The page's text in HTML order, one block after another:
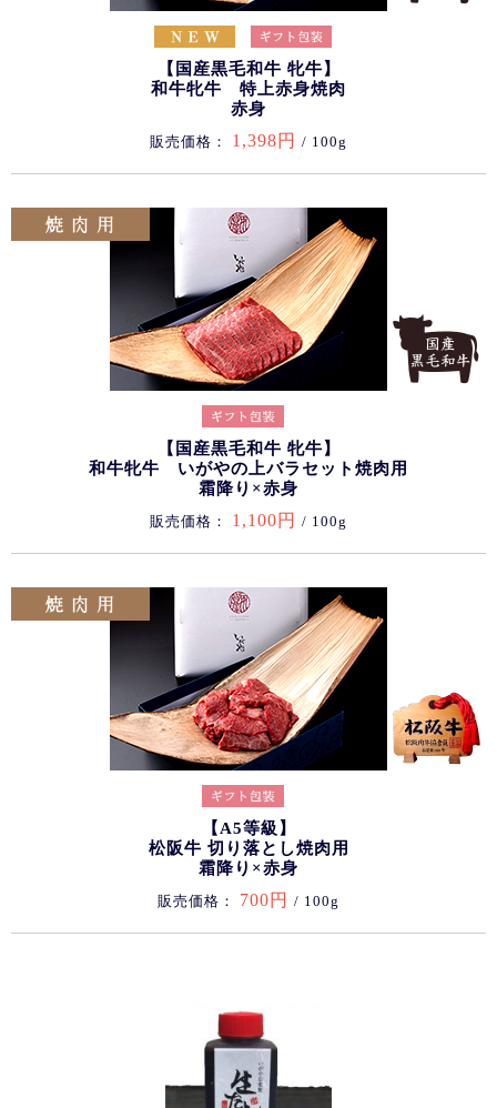
【国産黒毛和牛 牝牛】
和牛牝牛 特上赤身焼肉
赤身
販売価格： 1,398円 / 100g
【国産黒毛和牛 牝牛】
和牛牝牛 いがやの上バラセット焼肉用
霜降り×赤身
販売価格： 1,100円 / 100g
【A5等級】
松阪牛 切り落とし焼肉用
霜降り×赤身
販売価格： 700円 / 100g